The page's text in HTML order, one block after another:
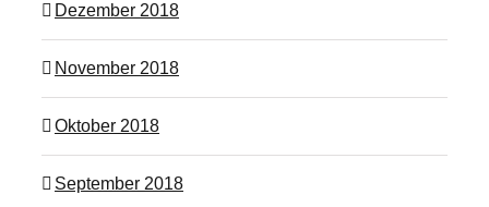
Dezember 2018
November 2018
Oktober 2018
September 2018